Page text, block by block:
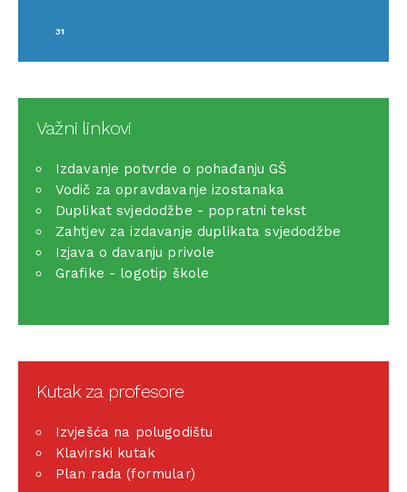
31
Važni linkovi
Izdavanje potvrde o pohađanju GŠ
Vodič za opravdavanje izostanaka
Duplikat svjedodžbe - popratni tekst
Zahtjev za izdavanje duplikata svjedodžbe
Izjava o davanju privole
Grafike - logotip škole
Kutak za profesore
Izvješća na polugodištu
Klavirski kutak
Plan rada (formular)